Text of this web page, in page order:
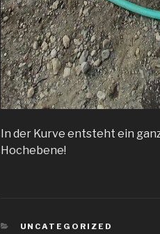
In der Kurve entsteht ein
Hochebene!
KATEGORIEN
UNCATEGORIZED